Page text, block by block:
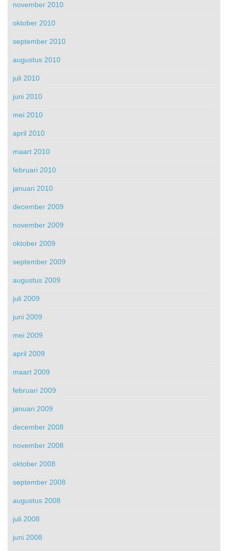
november 2010
oktober 2010
september 2010
augustus 2010
juli 2010
juni 2010
mei 2010
april 2010
maart 2010
februari 2010
januari 2010
december 2009
november 2009
oktober 2009
september 2009
augustus 2009
juli 2009
juni 2009
mei 2009
april 2009
maart 2009
februari 2009
januari 2009
december 2008
november 2008
oktober 2008
september 2008
augustus 2008
juli 2008
juni 2008